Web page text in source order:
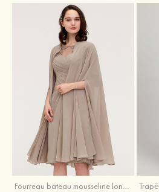
Fourreau bateau mousseline longueur genou robe de mère de la mariée avec appliqué plissé veste